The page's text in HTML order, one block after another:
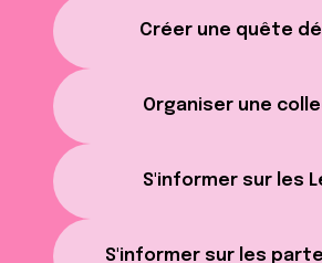
Créer une quête
Organiser une
S'informer sur les
S'informer sur les